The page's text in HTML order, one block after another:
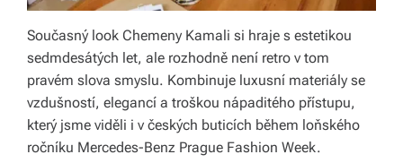
Současný look Chemeny Kamali si hraje s estetikou
sedmdesátých let, ale rozhodně není retro v tom
pravém slova smyslu. Kombinuje luxusní materiály se
vzdušností, elegancí a troškou nápaditého přístupu,
který jsme viděli i v českých buticích během loňského
ročníku Mercedes-Benz Prague Fashion Week.